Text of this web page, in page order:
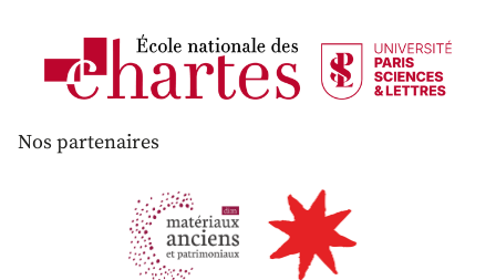
Nos partenaires